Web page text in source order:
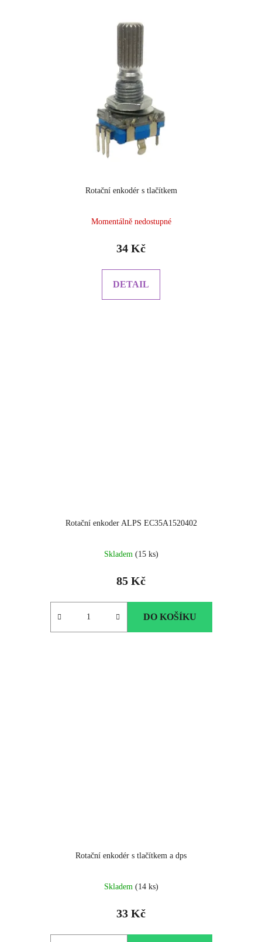
Rotační enkodér s tlačítkem
Momentálně nedostupné
34 Kč
DETAIL
Rotační enkoder ALPS EC35A1520402
Skladem (15 ks)
85 Kč
DO KOŠÍKU
Rotační enkodér s tlačítkem a dps
Skladem (14 ks)
33 Kč